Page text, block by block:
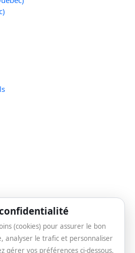
(cookies) pour assurer le bon
analyser le trafic et personnaliser
gérer vos préférences ci-dessous.